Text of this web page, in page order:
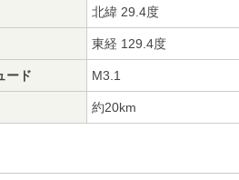
北緯 29.4度
東経 129.4度
ード M3.1
約20km